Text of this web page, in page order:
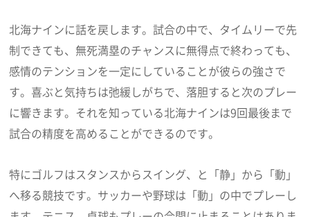
北海ナインに話を戻します。試合の中で、タイムリーで先
制できても、無死満塁のチャンスに無得点で終わっても、
感情のテンションを一定にしていることが彼らの強さで
す。喜ぶと気持ちは弛緩しがちで、落胆すると次のプレー
に響きます。それを知っている北海ナインは9回最後まで
試合の精度を高めることができるのです。
特にゴルフはスタンスからスイング、と「静」から「動」
へ移る競技です。サッカーや野球は「動」の中でプレーし